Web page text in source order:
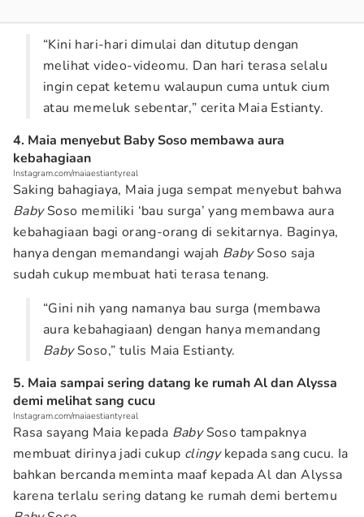
“Kini hari-hari dimulai dan ditutup dengan
melihat video-videomu. Dan hari terasa selalu
ingin cepat ketemu walaupun cuma untuk cium
atau memeluk sebentar,” cerita Maia Estianty.
4. Maia menyebut Baby Soso membawa aura
kebahagiaan
Instagram.com/maiaestiantyreal
Saking bahagiaya, Maia juga sempat menyebut bahwa
BabySoso memiliki ‘bau surga’ yang membawa aura
kebahagiaan bagi orang-orang di sekitarnya. Baginya,
hanya dengan memandangi wajah BabySoso saja
sudah cukup membuat hati terasa tenang.
“Gini nih yang namanya bau surga (membawa
aura kebahagiaan) dengan hanya memandang
BabySoso,” tulis Maia Estianty.
5. Maia sampai sering datang ke rumah Al dan Alyssa
demi melihat sang cucu
Instagram.com/maiaestiantyreal
Rasa sayang Maia kepada BabySoso tampaknya
membuat dirinya jadi cukup clingykepada sang cucu. Ia
bahkan bercanda meminta maaf kepada Al dan Alyssa
karena terlalu sering datang ke rumah demi bertemu